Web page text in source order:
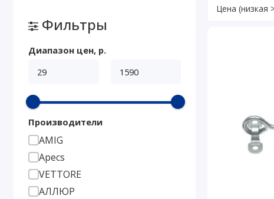
Фильтры
Диапазон цен, р.
Производители
AMIG
Apecs
VETTORE
АЛЛЮР